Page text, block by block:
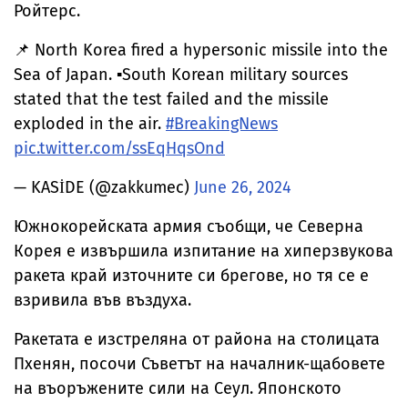
Ройтерс.
📌 North Korea fired a hypersonic missile into the
Sea of ​​Japan. ▪️South Korean military sources
stated that the test failed and the missile
exploded in the air. #BreakingNews‌
pic.twitter.com/ssEqHqsOnd
— KASİDE (@zakkumec) June 26, 2024
Южнокорейската армия съобщи, че Северна
Корея е извършила изпитание на хиперзвукова
ракета край източните си брегове, но тя се е
взривила във въздуха.
Ракетата е изстреляна от района на столицата
Пхенян, посочи Съветът на началник-щабовете
на въоръжените сили на Сеул. Японското